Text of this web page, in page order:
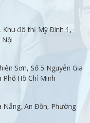
Khu đô thị Mỹ Đình 1,
Sơn, Số 5 Nguyễn Gia
Hồ Chí Minh
Nẵng, An Đồn, Phường